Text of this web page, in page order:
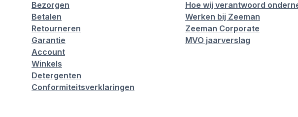
Bezorgen
Betalen
Retourneren
Garantie
Account
Winkels
Detergenten
Conformiteitsverklaringen
Hoe wij verantwoord
Werken bij Zeeman
Zeeman Corporate
MVO jaarverslag